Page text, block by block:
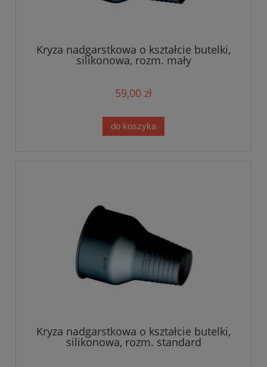
Kryza nadgarstkowa o kształcie butelki,
silikonowa, rozm. mały
59,00 zł
do koszyka
Kryza nadgarstkowa o kształcie butelki,
silikonowa, rozm. standard